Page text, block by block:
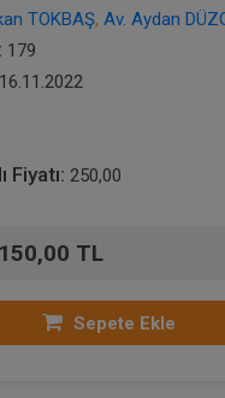
TOKBAŞ, Av. Aydan
179
16.11.2022
Fiyatı: 250,00
150,00 TL
Sepete Ekle